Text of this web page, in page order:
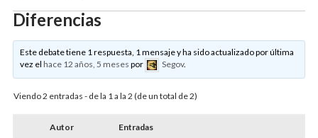
Diferencias
Este debate tiene 1 respuesta, 1 mensaje y ha sido actualizado por última
vez elhace 12 años, 5 meses por Segov.
Viendo 2 entradas - de la 1 a la 2 (de un total de 2)
Autor Entradas